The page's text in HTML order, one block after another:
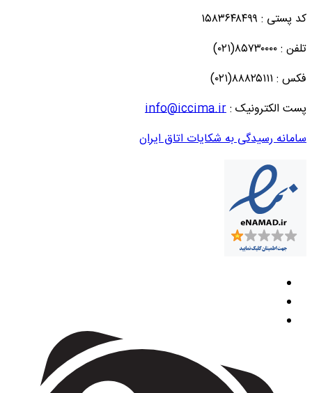
کد پستی : ۱۵۸۳۶۴۸۴۹۹
تلفن : ۸۵۷۳۰۰۰۰(۰۲۱)
فکس : ۸۸۸۲۵۱۱۱(۰۲۱)
پست الکترونیک :info@iccima.ir
سامانه رسیدگی به شکایات اتاق ایران